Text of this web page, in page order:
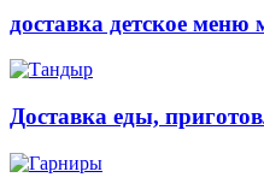
доставка детское меню
Доставка еды,